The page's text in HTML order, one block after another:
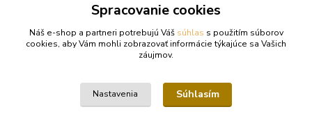
+421 948 923 456
(Po-Pi 14-17 hod., So 10-15 hod.)
Spracovanie cookies
Náš e-shop a partneri potrebujú Váš súhlas s použitím súborov
cookies, aby Vám mohli zobrazovať informácie týkajúce sa Vašich
záujmov.
Nastavenia Súhlasím